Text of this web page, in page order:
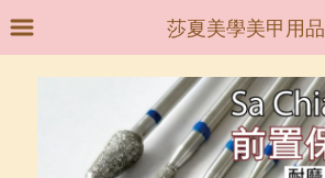
莎夏美學美甲用品